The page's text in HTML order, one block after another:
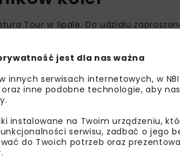
Tour w Spale. Do udziału
Klimczak. Uczestników przywitali
Grupy PKP i Polska Izba Kolei.
doświadczeń
jest dla nas ważna
innych serwisach internetowych, w
inne podobne technologie, aby
instalowane na Twoim urządzeniu,
serwisu, zadbać o jego
do Twoich potrzeb oraz